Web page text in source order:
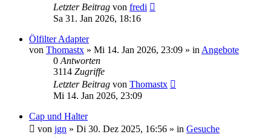
Letzter Beitrag von fredi
Sa 31. Jan 2026, 18:16
Ölfilter Adapter
von Thomastx » Mi 14. Jan 2026, 23:09 » in Angebote
0 Antworten
3114 Zugriffe
Letzter Beitrag von Thomastx
Mi 14. Jan 2026, 23:09
Cap und Halter
von jgn » Di 30. Dez 2025, 16:56 » in Gesuche